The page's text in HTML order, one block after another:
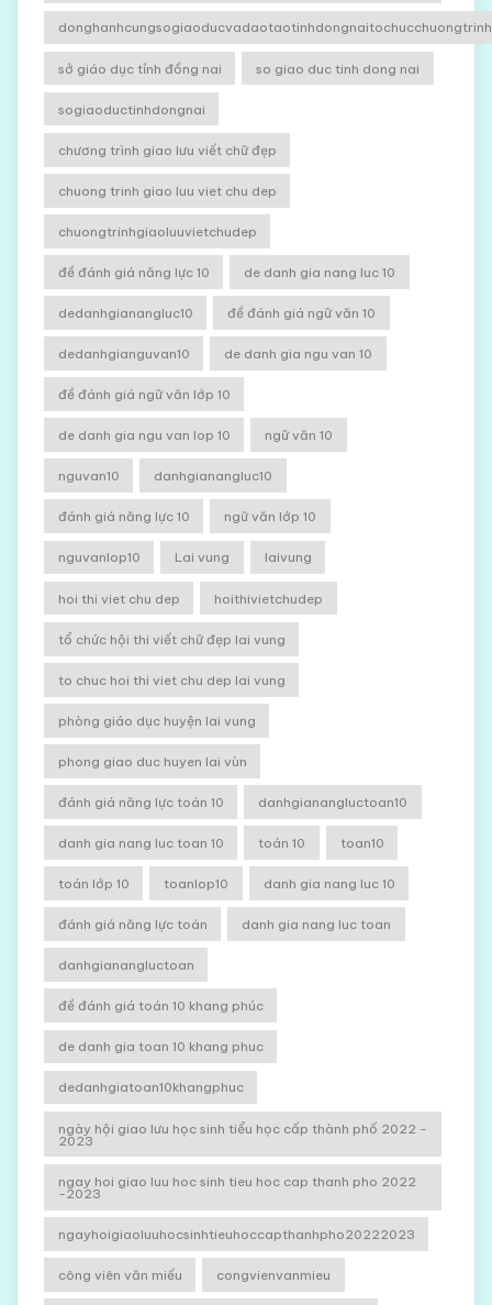
sở giáo dục tỉnh đồng nai so giao duc tinh dong nai
sogiaoductinhdongnai
chương trình giao lưu viết chữ đẹp
chuong trinh giao luu viet chu dep
chuongtrinhgiaoluuvietchudep
đề đánh giá năng lực 10 de danh gia nang luc 10
dedanhgianangluc10 đề đánh giá ngữ văn 10
dedanhgianguvan10 de danh gia ngu van 10
đề đánh giá ngữ văn lớp 10
de danh gia ngu van lop 10 ngữ văn 10
nguvan10 danhgianangluc10
đánh giá năng lực 10 ngữ văn lớp 10
nguvanlop10 Lai vung laivung
hoi thi viet chu dep hoithivietchudep
tổ chức hội thi viết chữ đẹp lai vung
to chuc hoi thi viet chu dep lai vung
phòng giáo dục huyện lai vung
phong giao duc huyen lai vùn
đánh giá năng lực toán 10 danhgianangluctoan10
danh gia nang luc toan 10 toán 10 toan10
toán lớp 10 toanlop10 danh gia nang luc 10
đánh giá năng lực toán danh gia nang luc toan
danhgianangluctoan
đề đánh giá toán 10 khang phúc
de danh gia toan 10 khang phuc
dedanhgiatoan10khangphuc
ngày hội giao lưu học sinh tiểu học cấp thành phố 2022 -
2023
ngay hoi giao luu hoc sinh tieu hoc cap thanh pho 2022
-2023
ngayhoigiaoluuhocsinhtieuhoccapthanhpho20222023
công viên văn miếu congvienvanmieu